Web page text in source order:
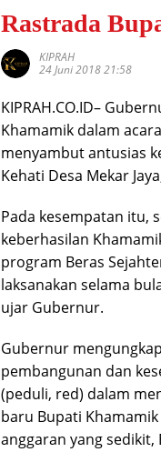
Rastrada
KIPRAH
24 Juni 2018 21:58
KIPRAH.CO.ID–
Khamamik dalam
menyambut antusias
Kehati Desa Mekar
Pada kesempatan itu,
keberhasilan
program Beras
laksanakan selama
ujar Gubernur.
Gubernur
pembangunan dan
(peduli, red) dalam
baru Bupati
anggaran yang